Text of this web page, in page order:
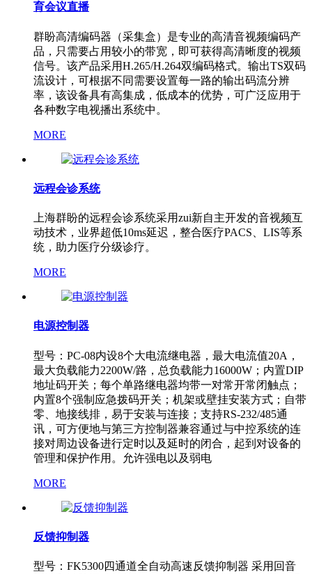
育会议直播
群盼高清编码器（采集盒）是专业的高清音视频编码产
品，只需要占用较小的带宽，即可获得高清晰度的视频
信号。该产品采用H.265/H.264双编码格式。输出TS双码
流设计，可根据不同需要设置每一路的输出码流分辨
率，该设备具有高集成，低成本的优势，可广泛应用于
各种数字电视播出系统中。
MORE
远程会诊系统
上海群盼的远程会诊系统采用zui新自主开发的音视频互
动技术，业界超低10ms延迟，整合医疗PACS、LIS等系
统，助力医疗分级诊疗。
MORE
电源控制器
型号：PC-08内设8个大电流继电器，最大电流值20A，
最大负载能力2200W/路，总负载能力16000W；内置DIP
地址码开关；每个单路继电器均带一对常开常闭触点；
内置8个强制应急拨码开关；机架或壁挂安装方式；自带
零、地接线排，易于安装与连接；支持RS-232/485通
讯，可方便地与第三方控制器兼容通过与中控系统的连
接对周边设备进行定时以及延时的闭合，起到对设备的
管理和保护作用。允许强电以及弱电
MORE
反馈抑制器
型号：FK5300四通道全自动高速反馈抑制器 采用回音